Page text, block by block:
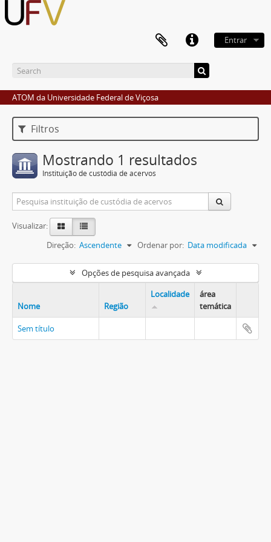
Entrar
ATOM da Universidade Federal de Viçosa
Filtros
Mostrando 1 resultados
Instituição de custódia de acervos
Visualizar:
Ordenar por: Data modificada
Direção: Ascendente
Opções de pesquisa avançada
Nome Região
Localidade
área
temática
Sem título